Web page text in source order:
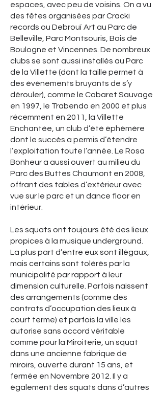
espaces, avec peu de voisins. On a vu
des fêtes organisées par Cracki
records ou Debrouï Art au Parc de
Belleville, Parc Montsouris, Bois de
Boulogne et Vincennes. De nombreux
clubs se sont aussi installés au Parc
de la Villette (dont la taille permet à
des évènements bruyants de s’y
dérouler), comme le Cabaret Sauvage
en 1997, le Trabendo en 2000 et plus
récemment en 2011, la Villette
Enchantée, un club d’été éphémère
dont le succès a permis d’étendre
l’exploitation toute l’année. Le Rosa
Bonheur a aussi ouvert au milieu du
Parc des Buttes Chaumont en 2008,
offrant des tables d’extérieur avec
vue sur le parc et un dance floor en
intérieur.
Les squats ont toujours été des lieux
propices à la musique underground.
La plus part d’entre eux sont illégaux,
mais certains sont tolérés par la
municipalité par rapport à leur
dimension culturelle. Parfois naissent
des arrangements (comme des
contrats d’occupation des lieux à
court terme) et parfois la ville les
autorise sans accord véritable
comme pour la Miroiterie, un squat
dans une ancienne fabrique de
miroirs, ouverte durant 15 ans, et
fermée en Novembre 2012. Il y a
également des squats dans d’autres